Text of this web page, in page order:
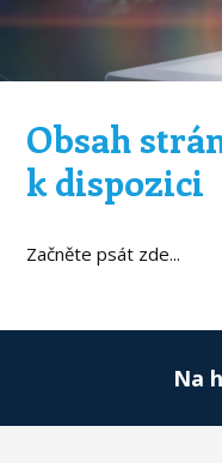
Obsah
k dispozici
Začněte psát zde...
Na